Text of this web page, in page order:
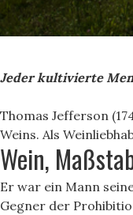
Jeder kultivierte
Thomas Jefferson
Weins. Als
Wein,
Er war ein Mann
Gegner der